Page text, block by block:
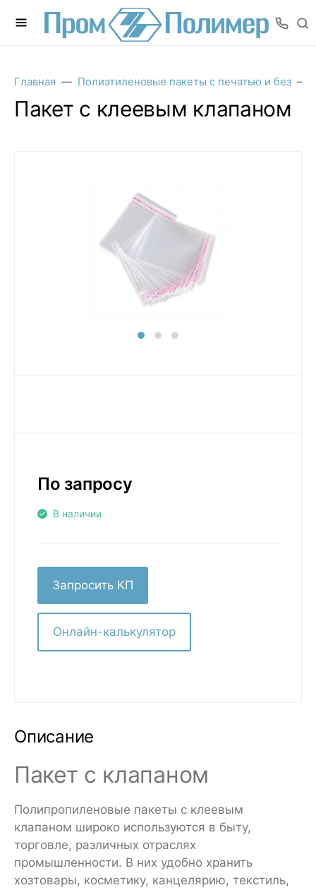
Главная Полиэтиленовые пакеты с печатью и без
Пакет с клеевым клапаном
По запросу
В наличии
Запросить КП
Онлайн-калькулятор
Описание
Пакет с клапаном
Полипропиленовые пакеты с клеевым
клапаном широко используются в быту,
торговле, различных отраслях
промышленности. В них удобно хранить
хозтовары, косметику, канцелярию, текстиль,